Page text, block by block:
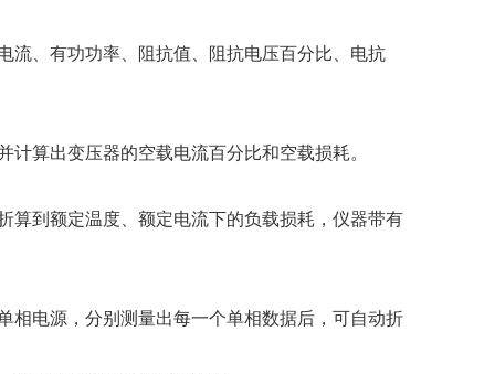
流、有功功率、阻抗值、阻抗电压百分比、电抗
算出变压器的空载电流百分比和空载损耗。
算到额定温度、额定电流下的负载损耗，仪器带有
相电源，分别测量出每一个单相数据后，可自动折